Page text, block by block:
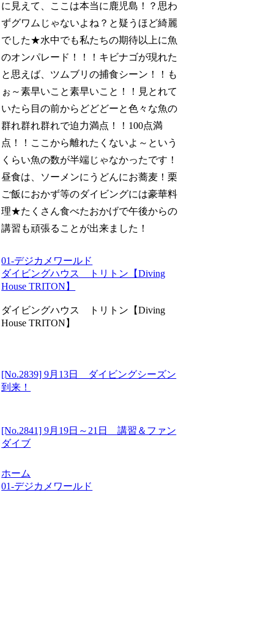
に見えて、ここは本当に鹿児島！？思わ
ずグワムじゃないよね？と疑うほど綺麗
でした★水中でも私たちの期待以上に魚
のオンパレード！！！キビナゴが現れた
と思えば、ツムブリの捕食シーン！！も
ぉ～素早いこと素早いこと！！見とれて
いたら目の前からどどどーと色々な魚の
群れ群れ群れで迫力満点！！100点満
点！！ここから離れたくないよ～という
くらい魚の数が半端じゃなかったです！
昼食は、ソーメンにうどんにお蕎麦！栗
ご飯におかず等のダイビングには豪華料
理★たくさん食べたおかげで午後からの
講習も頑張ることが出来ました！
01-デジカメワールド
ダイビングハウス トリトン【Diving
House TRITON】
ダイビングハウス トリトン【Diving
House TRITON】
[No.2839] 9月13日 ダイビングシーズン
到来！
[No.2841] 9月19日～21日 講習＆ファン
ダイブ
ホーム
01-デジカメワールド